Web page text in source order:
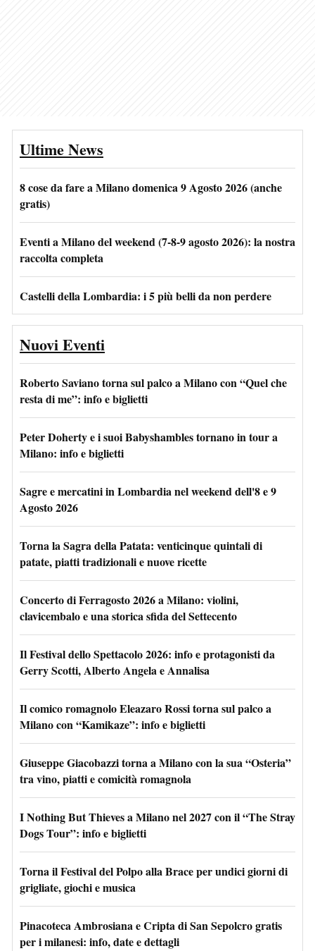
Ultime News
8 cose da fare a Milano domenica 9 Agosto 2026 (anche
gratis)
Eventi a Milano del weekend (7-8-9 agosto 2026): la nostra
raccolta completa
Castelli della Lombardia: i 5 più belli da non perdere
Nuovi Eventi
Roberto Saviano torna sul palco a Milano con “Quel che
resta di me”: info e biglietti
Peter Doherty e i suoi Babyshambles tornano in tour a
Milano: info e biglietti
Sagre e mercatini in Lombardia nel weekend dell'8 e 9
Agosto 2026
Torna la Sagra della Patata: venticinque quintali di
patate, piatti tradizionali e nuove ricette
Concerto di Ferragosto 2026 a Milano: violini,
clavicembalo e una storica sfida del Settecento
Il Festival dello Spettacolo 2026: info e protagonisti da
Gerry Scotti, Alberto Angela e Annalisa
Il comico romagnolo Eleazaro Rossi torna sul palco a
Milano con “Kamikaze”: info e biglietti
Giuseppe Giacobazzi torna a Milano con la sua “Osteria”
tra vino, piatti e comicità romagnola
I Nothing But Thieves a Milano nel 2027 con il “The Stray
Dogs Tour”: info e biglietti
Torna il Festival del Polpo alla Brace per undici giorni di
grigliate, giochi e musica
Pinacoteca Ambrosiana e Cripta di San Sepolcro gratis
per i milanesi: info, date e dettagli